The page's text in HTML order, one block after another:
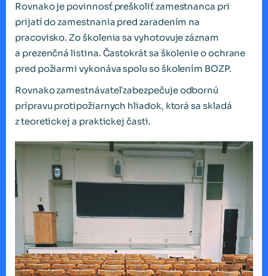
Rovnako je povinnosť preškoliť zamestnanca pri
prijatí do zamestnania pred zaradením na
pracovisko. Zo školenia sa vyhotovuje záznam
a prezenčná listina. Častokrát sa školenie o ochrane
pred požiarmi vykonáva spolu so školením BOZP.
Rovnako zamestnávateľ zabezpečuje odbornú
prípravu protipožiarnych hliadok, ktorá sa skladá
z teoretickej a praktickej časti.